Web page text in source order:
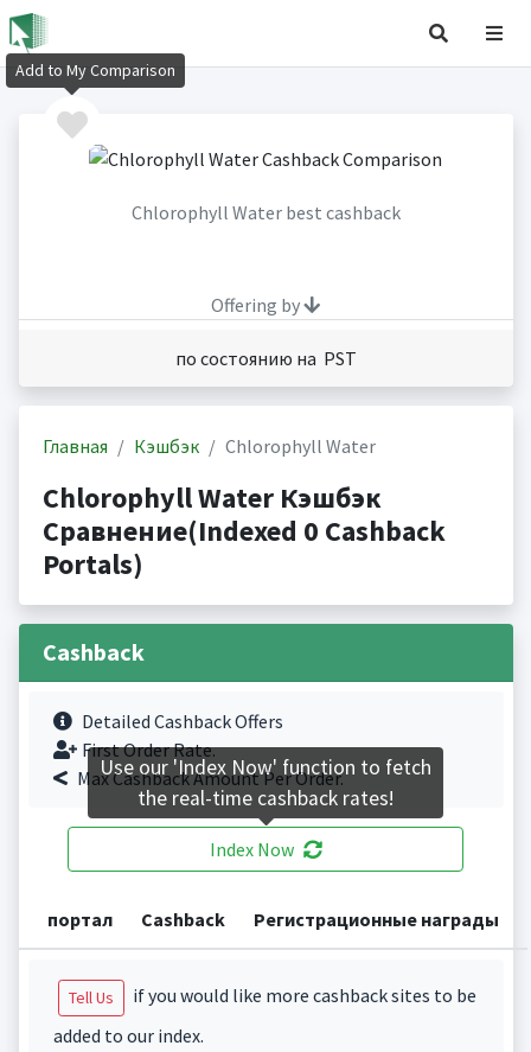
Chlorophyll Water best cashback
Offering by
по состоянию на PST
Главная Кэшбэк Chlorophyll Water
Chlorophyll Water Кэшбэк
Сравнение(Indexed 0 Cashback
Portals)
Cashback
Detailed Cashback Offers
First Order Rate.
Max Cashback Amount Per Order.
Index Now
портал Cashback Регистрационные награды
Tell Us
if you would like more cashback sites to be
added to our index.
Add to My Comparison
Use our 'Index Now' function to fetch
the real-time cashback rates!